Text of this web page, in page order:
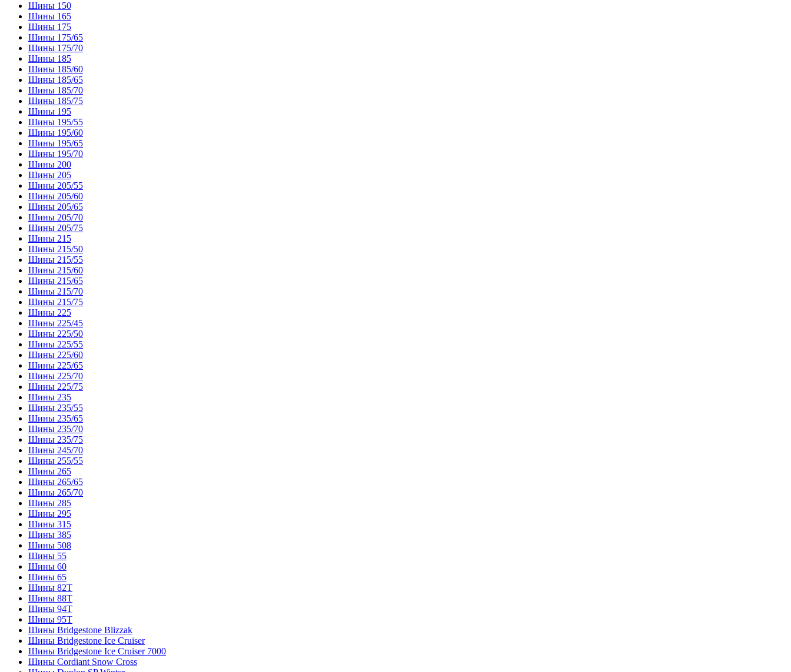
Шины 150
Шины 165
Шины 175
Шины 175/65
Шины 175/70
Шины 185
Шины 185/60
Шины 185/65
Шины 185/70
Шины 185/75
Шины 195
Шины 195/55
Шины 195/60
Шины 195/65
Шины 195/70
Шины 200
Шины 205
Шины 205/55
Шины 205/60
Шины 205/65
Шины 205/70
Шины 205/75
Шины 215
Шины 215/50
Шины 215/55
Шины 215/60
Шины 215/65
Шины 215/70
Шины 215/75
Шины 225
Шины 225/45
Шины 225/50
Шины 225/55
Шины 225/60
Шины 225/65
Шины 225/70
Шины 225/75
Шины 235
Шины 235/55
Шины 235/65
Шины 235/70
Шины 235/75
Шины 245/70
Шины 255/55
Шины 265
Шины 265/65
Шины 265/70
Шины 285
Шины 295
Шины 315
Шины 385
Шины 508
Шины 55
Шины 60
Шины 65
Шины 82T
Шины 88T
Шины 94T
Шины 95T
Шины Bridgestone Blizzak
Шины Bridgestone Ice Cruiser
Шины Bridgestone Ice Cruiser 7000
Шины Cordiant Snow Cross